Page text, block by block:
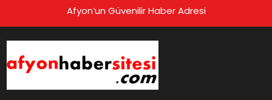
Afyon’un Güvenilir Haber Adresi